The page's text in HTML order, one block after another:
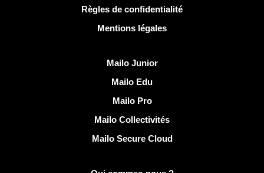
Règles de confidentialité
Mentions légales
Mailo Junior
Mailo Edu
Mailo Pro
Mailo Collectivités
Mailo Secure Cloud